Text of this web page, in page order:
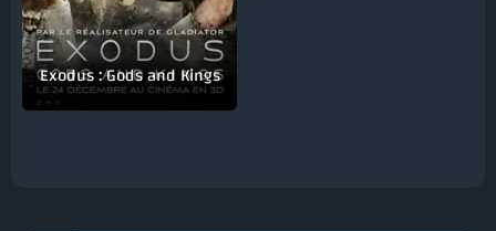
Exodus : Gods and Kings